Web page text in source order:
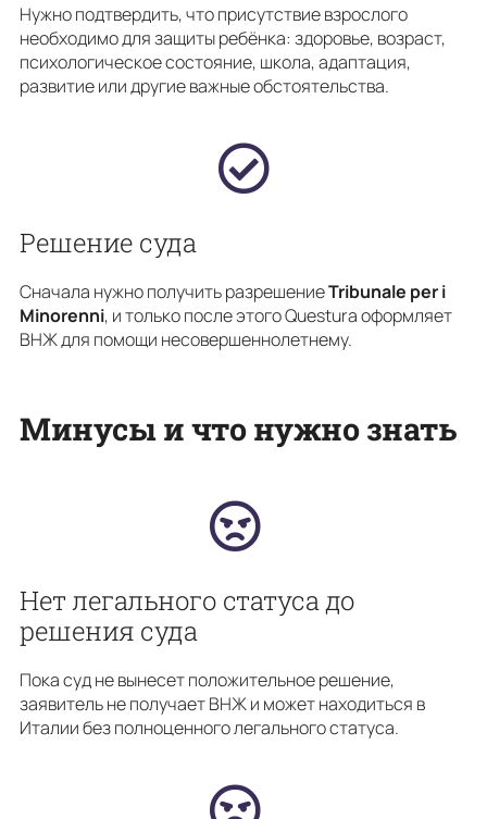
Нужно подтвердить, что присутствие взрослого
необходимо для защиты ребёнка: здоровье, возраст,
психологическое состояние, школа, адаптация,
развитие или другие важные обстоятельства.
Решение суда
Сначала нужно получить разрешениеTribunale per i
Minorenni, и только после этого Questura оформляет
ВНЖ для помощи несовершеннолетнему.
Минусы и что нужно знать
Нет легального статуса до
решения суда
Пока суд не вынесет положительное решение,
заявитель не получает ВНЖ и может находиться в
Италии без полноценного легального статуса.